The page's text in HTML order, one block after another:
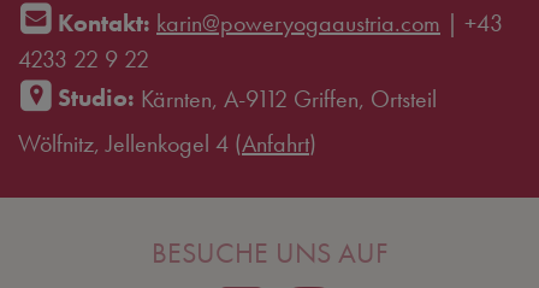
Kontakt: karin@poweryogaaustria.com | +43
4233 22 9 22
Studio: Kärnten, A-9112 Griffen, Ortsteil
Wölfnitz, Jellenkogel 4 (Anfahrt)
BESUCHE UNS AUF